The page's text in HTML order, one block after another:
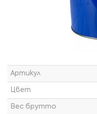
Артикул
Цвет
Вес брутто